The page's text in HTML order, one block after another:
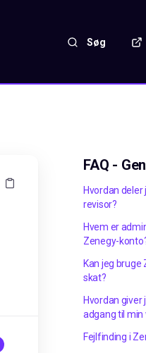
Søg
FAQ -
Hvordan
revisor?
Hvem er
Zenegy-
Kan jeg
skat?
Hvordan
adgang til
Fejlfinding i